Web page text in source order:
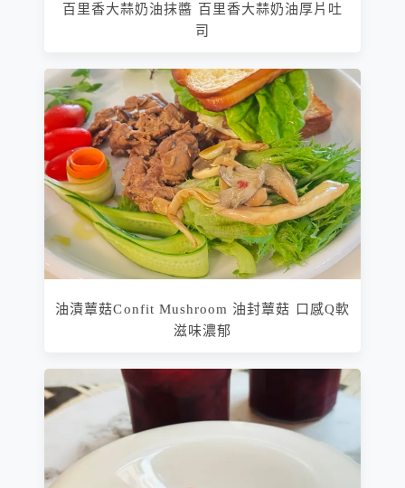
百里香大蒜奶油抹醬 百里香大蒜奶油厚片吐
司
油漬蕈菇Confit Mushroom 油封蕈菇 口感Q軟
滋味濃郁